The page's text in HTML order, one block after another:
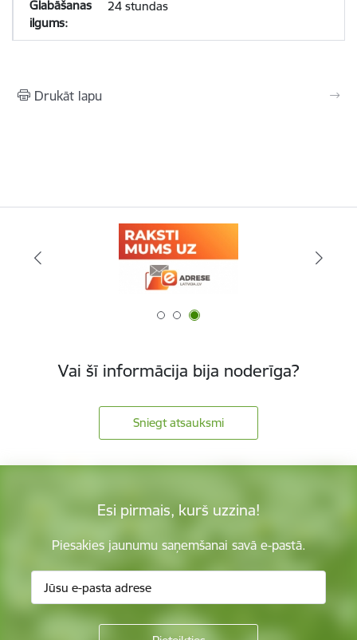
24 stundas
Drukāt lapu
Vai šī informācija bija noderīga?
Sniegt atsauksmi
Esi pirmais, kurš uzzina!
Piesakies jaunumu saņemšanai savā e-pastā.